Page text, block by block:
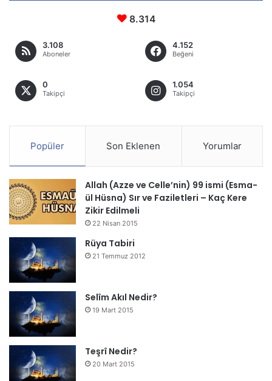
8.314
3.108
Aboneler
4.152
Beğeni
0
Takipçi
1.054
Takipçi
Popüler Son Eklenen Yorumlar
Allah (Azze ve Celle’nin) 99 ismi (Esma-
ül Hüsna) Sır ve Faziletleri – Kaç Kere
Zikir Edilmeli
22 Nisan 2015
Rüya Tabiri
21 Temmuz 2012
Selîm Akıl Nedir?
19 Mart 2015
Teşrî Nedir?
20 Mart 2015